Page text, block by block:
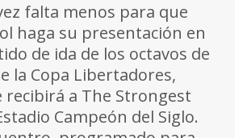
falta menos para que
haga su presentación en
de ida de los octavos de
la Copa Libertadores,
recibirá a The Strongest
Campeón del Siglo.